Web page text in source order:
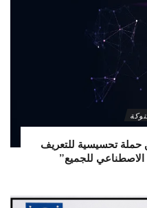
حملة تحسيسية للتعريف
الاصطناعي للجميع”